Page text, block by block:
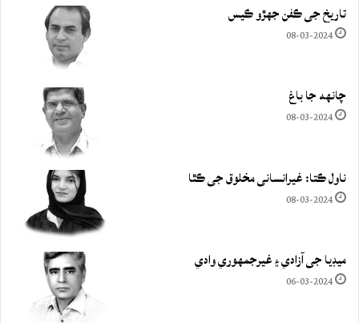
تاريخ جي ڪفن جھڙو ڪيس
08-03-2024
چانهه جا باغ
08-03-2024
ناول ڪتا: غيرانساني مخلوق جي ڪٿا
08-03-2024
ميڊيا جي آزادي ۽ غيرجمھوري وادي
06-03-2024